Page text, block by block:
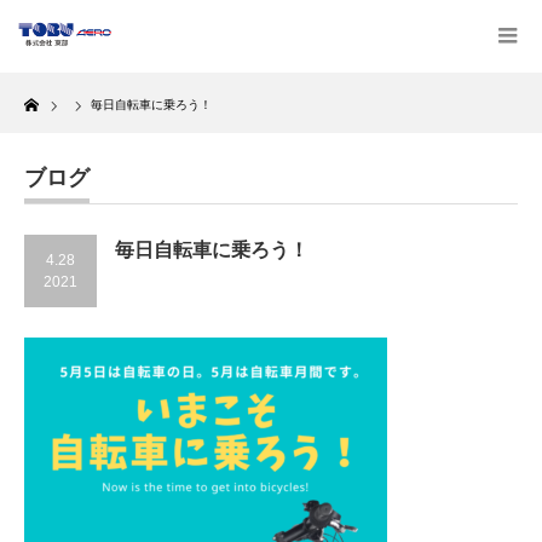
Home
毎日自転車に乗ろう！
ブログ
4.28
2021
毎日自転車に乗ろう！